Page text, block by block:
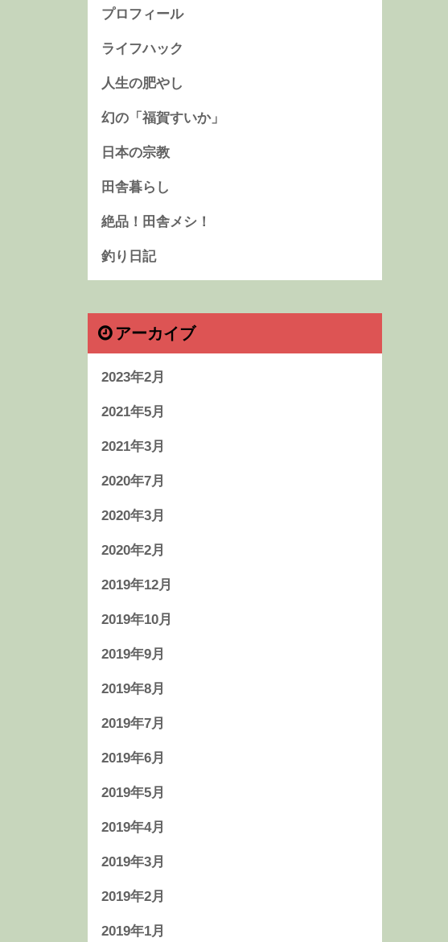
プロフィール
ライフハック
人生の肥やし
幻の「福賀すいか」
日本の宗教
田舎暮らし
絶品！田舎メシ！
釣り日記
アーカイブ
2023年2月
2021年5月
2021年3月
2020年7月
2020年3月
2020年2月
2019年12月
2019年10月
2019年9月
2019年8月
2019年7月
2019年6月
2019年5月
2019年4月
2019年3月
2019年2月
2019年1月